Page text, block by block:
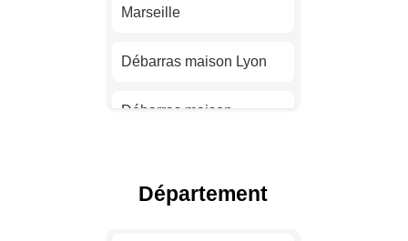
Marseille
Débarras maison Lyon
Débarras maison
Débarras maison Nice
Département